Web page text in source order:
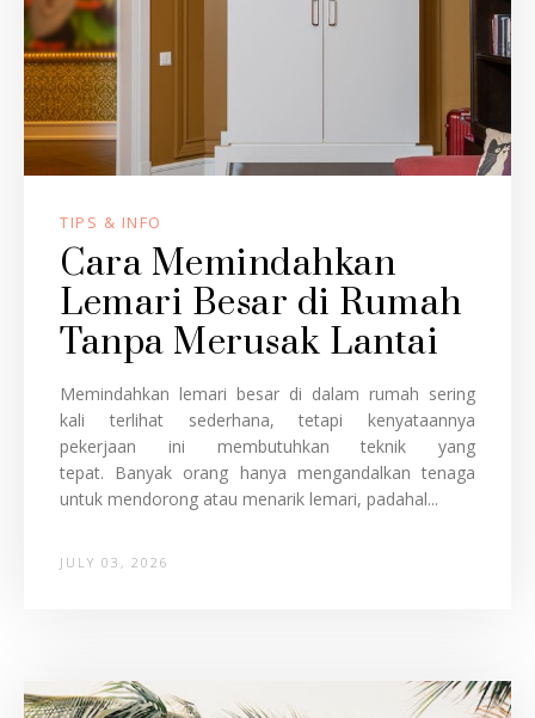
TIPS & INFO
Cara Memindahkan
Lemari Besar di Rumah
Tanpa Merusak Lantai
Memindahkan lemari besar di dalam rumah sering
kali terlihat sederhana, tetapi kenyataannya
pekerjaan ini membutuhkan teknik yang
tepat. Banyak orang hanya mengandalkan tenaga
untuk mendorong atau menarik lemari, padahal...
JULY 03, 2026